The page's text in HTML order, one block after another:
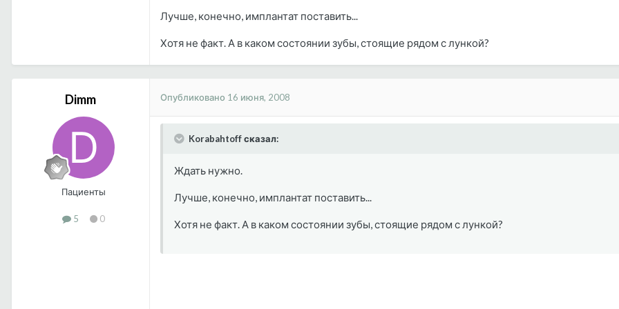
Лучше, конечно, имплантат поставить...
Хотя не факт. А в каком состоянии зубы, стоящие рядом с лункой?
Dimm
Пациенты
5 0
Опубликовано 16 июня, 2008
Korabahtoff сказал:
Ждать нужно.
Лучше, конечно, имплантат поставить...
Хотя не факт. А в каком состоянии зубы, стоящие рядом с лункой?